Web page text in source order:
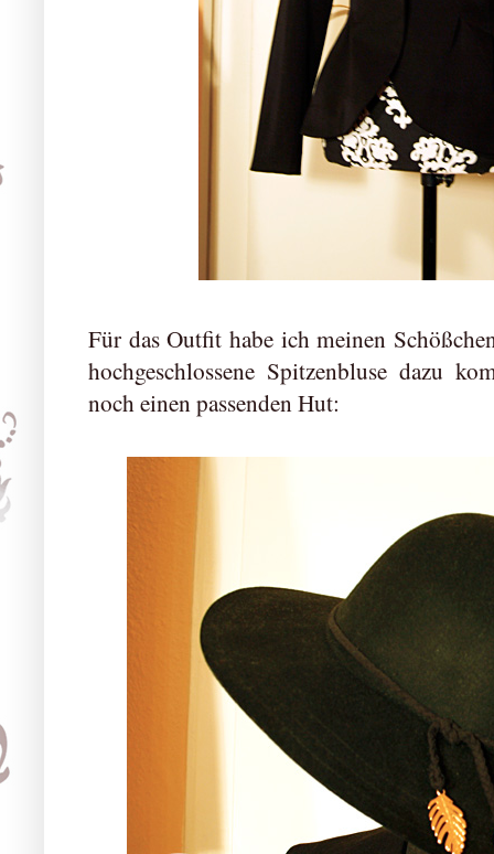
Für das Outfit habe ich meinen
hochgeschlossene Spitzenbluse dazu
noch einen passenden Hut: